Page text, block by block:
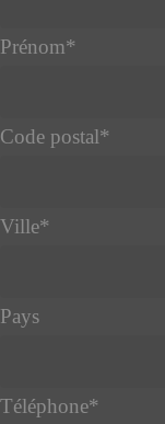
Prénom*
Code postal*
Ville*
Pays
Téléphone*